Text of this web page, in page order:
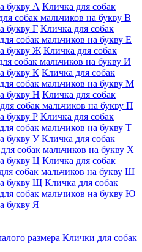
букву А Кличка для собак
собак мальчиков на букву В
букву Г Кличка для собак
собак мальчиков на букву Е
букву Ж Кличка для собак
собак мальчиков на букву И
букву К Кличка для собак
собак мальчиков на букву М
букву Н Кличка для собак
собак мальчиков на букву П
букву Р Кличка для собак
собак мальчиков на букву Т
букву У Кличка для собак
собак мальчиков на букву Х
букву Ц Кличка для собак
собак мальчиков на букву Ш
букву Щ Кличка для собак
собак мальчиков на букву Ю
букву Я
размера Клички для собак